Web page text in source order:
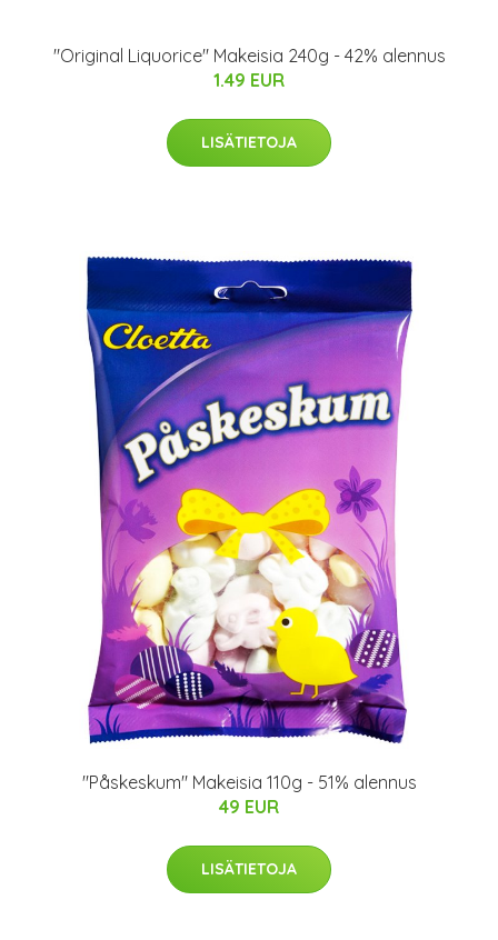
"Original Liquorice" Makeisia 240g - 42% alennus
1.49 EUR
LISÄTIETOJA
"Påskeskum" Makeisia 110g - 51% alennus
49 EUR
LISÄTIETOJA